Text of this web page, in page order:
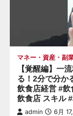
マネー・資産・副
【覚醒編】一
る！2分で分か
飲食店経営 #
飲食店 スキル
admin 6月